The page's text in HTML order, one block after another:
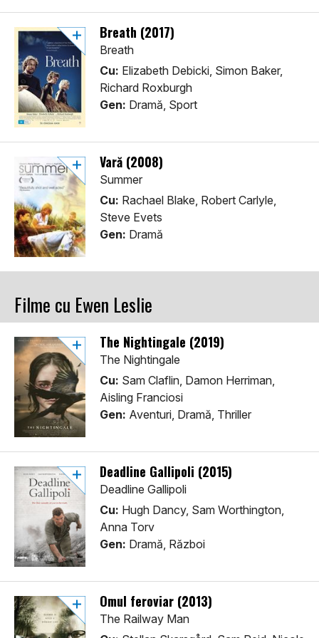
Breath (2017)
Breath
Cu: Elizabeth Debicki, Simon Baker,
Richard Roxburgh
Gen: Dramă, Sport
Vară (2008)
Summer
Cu: Rachael Blake, Robert Carlyle,
Steve Evets
Gen: Dramă
Filme cu Ewen Leslie
The Nightingale (2019)
The Nightingale
Cu: Sam Claflin, Damon Herriman,
Aisling Franciosi
Gen: Aventuri, Dramă, Thriller
Deadline Gallipoli (2015)
Deadline Gallipoli
Cu: Hugh Dancy, Sam Worthington,
Anna Torv
Gen: Dramă, Război
Omul feroviar (2013)
The Railway Man